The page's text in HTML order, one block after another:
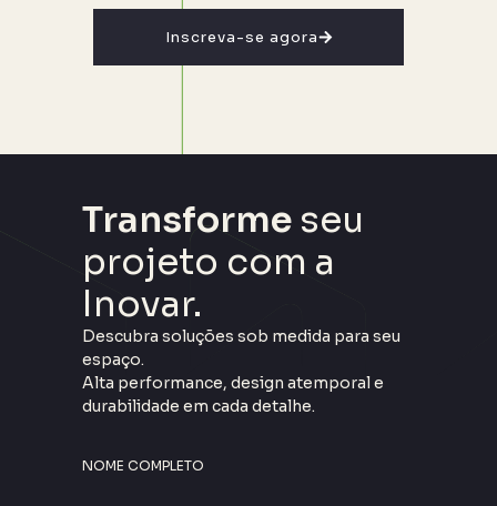
Inscreva-se agora
Transforme seu
projeto com a
Inovar.
Descubra soluções sob medida para seu
espaço.
Alta performance, design atemporal e
durabilidade em cada detalhe.
NOME COMPLETO